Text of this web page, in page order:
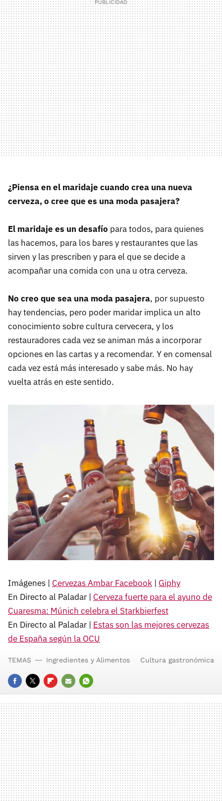
¿Piensa en el maridaje cuando crea una nueva
cerveza, o cree que es una moda pasajera?
El maridaje es un desafío para todos, para quienes
las hacemos, para los bares y restaurantes que las
sirven y las prescriben y para el que se decide a
acompañar una comida con una u otra cerveza.
No creo que sea una moda pasajera, por supuesto
hay tendencias, pero poder maridar implica un alto
conocimiento sobre cultura cervecera, y los
restauradores cada vez se animan más a incorporar
opciones en las cartas y a recomendar. Y en comensal
cada vez está más interesado y sabe más. No hay
vuelta atrás en este sentido.
Imágenes | Cervezas Ambar Facebook | Giphy
En Directo al Paladar | Cerveza fuerte para el ayuno de
Cuaresma: Múnich celebra el Starkbierfest
En Directo al Paladar | Estas son las mejores cervezas
de España según la OCU
FACEBOOK
TWITTERFLIPBOARD
E-
MAIL
WHATSAPP
TEMAS Ingredientes y Alimentos Cultura gastronómica